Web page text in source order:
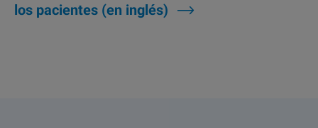
los pacientes (en inglés)